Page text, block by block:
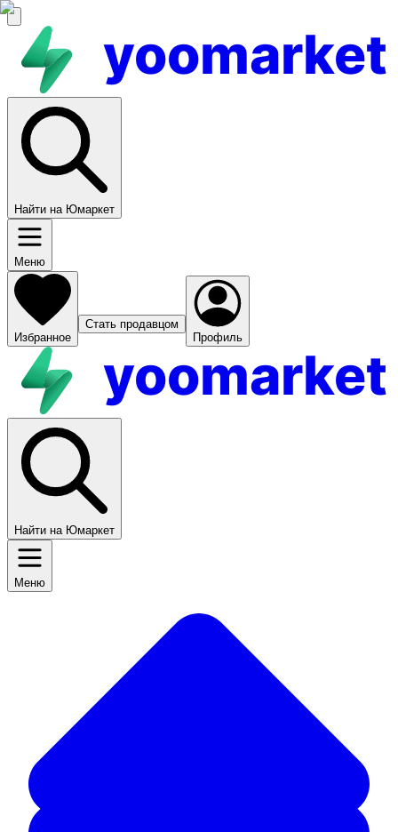
yoomarket
Найти на Юмаркет
Меню
Избранное
Стать продавцом
Профиль
yoomarket
Найти на Юмаркет
Меню